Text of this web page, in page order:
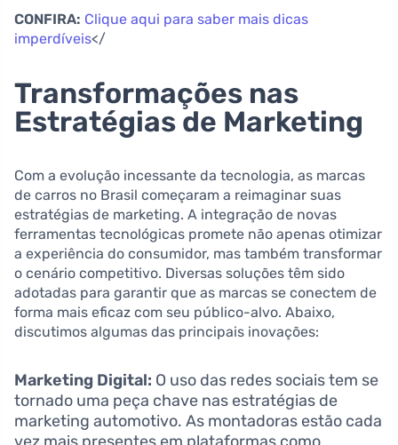
CONFIRA: Clique aqui para saber mais dicas
imperdíveis</
Transformações nas
Estratégias de Marketing
Com a evolução incessante da tecnologia, as marcas
de carros no Brasil começaram a reimaginar suas
estratégias de marketing. A integração de novas
ferramentas tecnológicas promete não apenas otimizar
a experiência do consumidor, mas também transformar
o cenário competitivo. Diversas soluções têm sido
adotadas para garantir que as marcas se conectem de
forma mais eficaz com seu público-alvo. Abaixo,
discutimos algumas das principais inovações:
Marketing Digital: O uso das redes sociais tem se
tornado uma peça chave nas estratégias de
marketing automotivo. As montadoras estão cada
vez mais presentes em plataformas como